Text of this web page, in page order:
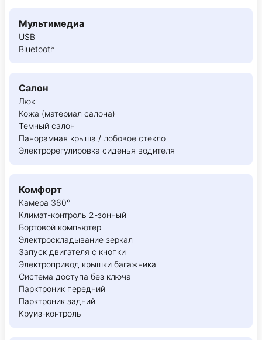
Мультимедиа
USB
Bluetooth
Салон
Люк
Кожа (материал салона)
Темный салон
Панорамная крыша / лобовое стекло
Электрорегулировка сиденья водителя
Комфорт
Камера 360°
Климат-контроль 2-зонный
Бортовой компьютер
Электроскладывание зеркал
Запуск двигателя с кнопки
Электропривод крышки багажника
Система доступа без ключа
Парктроник передний
Парктроник задний
Круиз-контроль